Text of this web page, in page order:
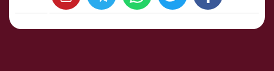
facebook
twitter
whats شارك